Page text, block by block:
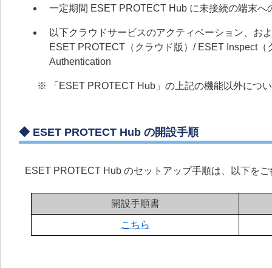
一定期間 ESET PROTECT Hub に未接続の端末
以下クラウドサービスのアクティベーション、お
ESET PROTECT（クラウド版）/ ESET Inspect
Authentication
※ 「ESET PROTECT Hub」の上記の機能以外につ
◆ ESET PROTECT Hub の開設手順
ESET PROTECT Hub のセットアップ手順は、以下を
開設手順書
こちら